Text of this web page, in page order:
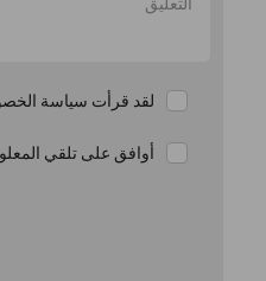
لقد قرأت سياسة
أوافق على تلقي